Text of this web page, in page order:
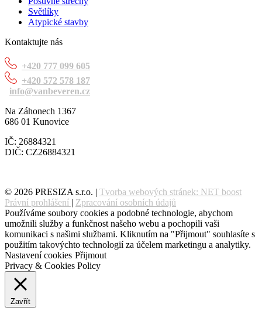
Světlíky
Atypické stavby
Kontaktujte nás
+420 777 099 605
+420 572 578 187
info@vanbeveren.cz
Na Záhonech 1367
686 01 Kunovice
IČ: 26884321
DIČ: CZ26884321
© 2026 PRESIZA s.r.o. | Tvorba webových stránek: NET boost
Právní prohlášení | Zpracování osobních údajů
Používáme soubory cookies a podobné technologie, abychom
umožnili služby a funkčnost našeho webu a pochopili vaši
komunikaci s našimi službami. Kliknutím na "Přijmout" souhlasíte s
použitím takovýchto technologií za účelem marketingu a analytiky.
Nastavení cookies Přijmout
Privacy & Cookies Policy
Zavřít